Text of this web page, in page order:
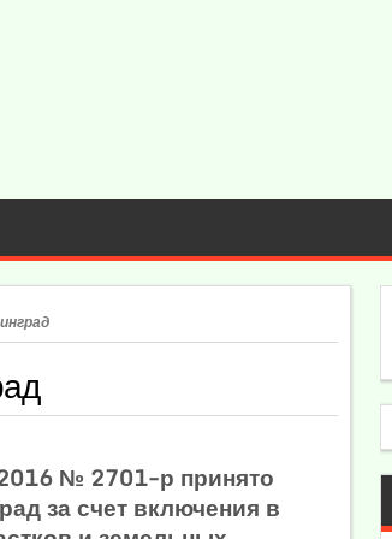
№ 2701-р принято
за счет включения в